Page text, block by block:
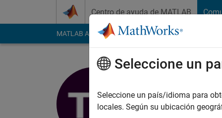
Centro de ayuda de MATLAB
MATLAB Answers File Exchange Cody
Last seen: 8 meses
Followers:0
Seleccione un
Seleccione un país/idioma para
locales. Según su ubicación